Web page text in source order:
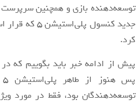
توسعه‌دهنده بازی و همچنین
جدید کنسول
کرد.
پیش از ادامه خبر باید بگوییم که
توسعه‌دهندگان بود، فقط در مورد